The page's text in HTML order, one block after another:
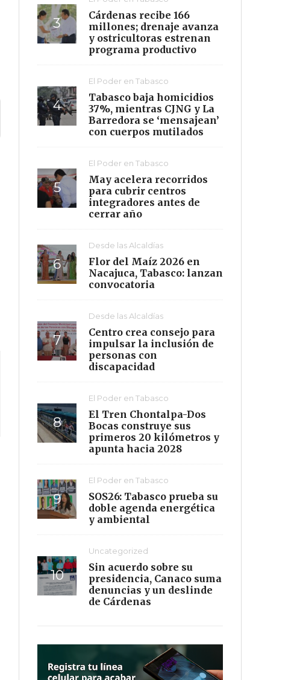
Cárdenas recibe 166
millones; drenaje avanza
y ostricultoras estrenan
programa productivo
El Poder en Tabasco
Tabasco baja homicidios
37%, mientras CJNG y La
Barredora se ‘mensajean’
con cuerpos mutilados
El Poder en Tabasco
May acelera recorridos
para cubrir centros
integradores antes de
cerrar año
Desde las Alcaldías
Flor del Maíz 2026 en
Nacajuca, Tabasco: lanzan
convocatoria
Desde las Alcaldías
Centro crea consejo para
impulsar la inclusión de
personas con
discapacidad
El Poder en Tabasco
El Tren Chontalpa-Dos
Bocas construye sus
primeros 20 kilómetros y
apunta hacia 2028
El Poder en Tabasco
SOS26: Tabasco prueba su
doble agenda energética
y ambiental
Uncategorized
Sin acuerdo sobre su
presidencia, Canaco suma
denuncias y un deslinde
de Cárdenas